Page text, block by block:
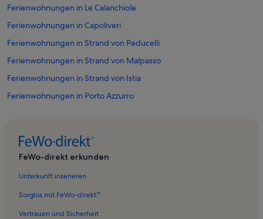
Ferienwohnungen in Le Calanchiole
Ferienwohnungen in Capoliveri
Ferienwohnungen in Strand von Peducelli
Ferienwohnungen in Strand von Malpasso
Ferienwohnungen in Strand von Istia
Ferienwohnungen in Porto Azzurro
Ferienwohnungen in Innamorata
Ferienwohnungen in Ferrato
FeWo-direkt erkunden
Unterkunft inserieren
Sorglos mit FeWo-direkt™
Vertrauen und Sicherheit